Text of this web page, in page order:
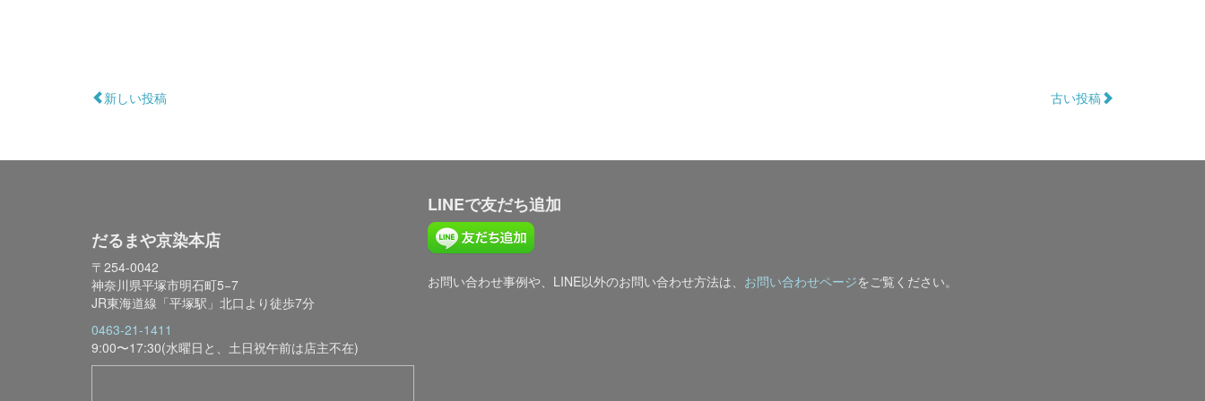
新しい投稿 古い投稿
だるまや京染本店
〒254-0042
神奈川県平塚市明石町5−7
JR東海道線「平塚駅」北口より徒歩7分
0463-21-1411
9:00〜17:30(水曜日と、土日祝午前は店主不在)
LINEで友だち追加
お問い合わせ事例や、LINE以外のお問い合わせ方法は、 お問い合わせページをご覧ください。